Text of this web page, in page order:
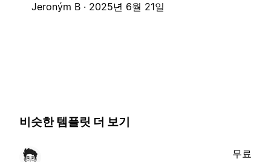
Jeroným B · 2025년 6월 21일
비슷한 템플릿 더 보기
무료